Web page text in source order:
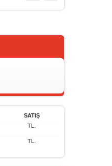
SATIŞ
TL.
TL.